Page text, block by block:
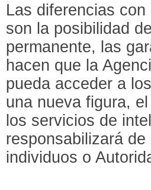
Las diferencias
son la posibilidad
permanente, las
hacen que la
pueda acceder a
una nueva figura,
los servicios de
responsabilizará
individuos o